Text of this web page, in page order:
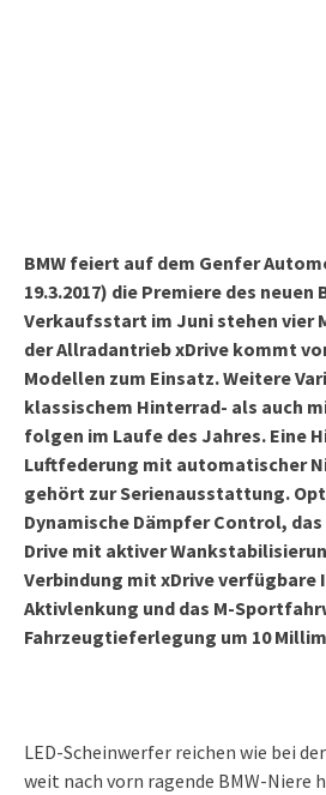
BMW feiert auf dem Genfer
19.3.2017) die Premiere des neuen
Verkaufsstart im Juni stehen vier
der Allradantrieb xDrive kommt
Modellen zum Einsatz. Weitere
klassischem Hinterrad- als auch
folgen im Laufe des Jahres. Eine
Luftfederung mit automatischer
gehört zur Serienausstattung.
Dynamische Dämpfer Control,
Drive mit aktiver
Verbindung mit xDrive verfügbare
Aktivlenkung und das M-
Fahrzeugtieferlegung um 10
LED-Scheinwerfer reichen wie bei
weit nach vorn ragende BMW-Niere